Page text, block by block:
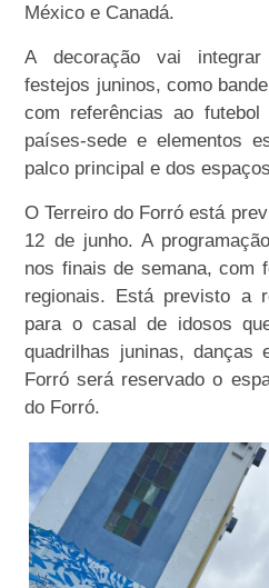
México e Canadá.
A decoração vai
festejos juninos, como
com referências ao futebol
países-sede e elementos
palco principal e dos
O Terreiro do Forró está
12 de junho. A
nos finais de semana, com
regionais. Está previsto a
para o casal de idosos
quadrilhas juninas,
Forró será reservado o
do Forró.